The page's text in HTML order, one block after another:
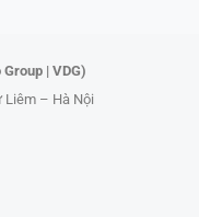
| VDG)
Liêm – Hà Nội